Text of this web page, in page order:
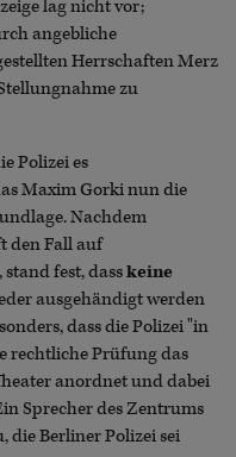
lag nicht vor;
angebliche
Herrschaften Merz
zu
Polizei es
Maxim Gorki nun die
Nachdem
den Fall auf
fest, dasskeine
ausgehändigt werden
dass die Polizei "in
rechtliche Prüfung das
anordnet und dabei
Sprecher des Zentrums
die Berliner Polizei sei